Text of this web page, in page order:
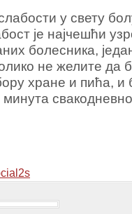
у свету
је најчешћи
болесника,
не желите да
хране и пића, и
минута